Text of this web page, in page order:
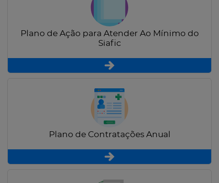
Plano de Ação para Atender Ao Mínimo do
Siafic
Plano de Contratações Anual